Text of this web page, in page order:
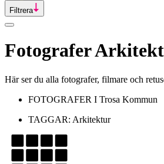
Filtrera
Fotografer
Här ser du alla fotografer, filmare och
FOTOGRAFER I Trosa Kommun
TAGGAR: Arkitektur